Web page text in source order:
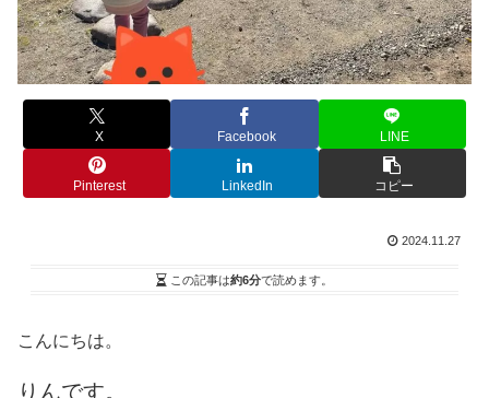
X Facebook LINE
Pinterest LinkedIn コピー
2024.11.27
この記事は約6分で読めます。
こんにちは。
りんです。